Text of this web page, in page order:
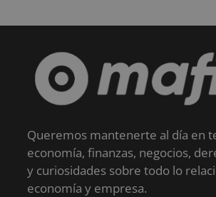
Queremos mantenerte al día en
economía, finanzas, negocios,
y curiosidades sobre todo lo
economía y empresa.